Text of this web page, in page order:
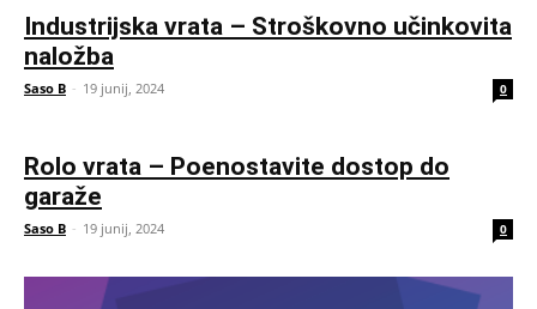
Industrijska vrata – Stroškovno učinkovita
naložba
Saso B - 19 junij, 2024 0
Rolo vrata – Poenostavite dostop do
garaže
Saso B - 19 junij, 2024 0